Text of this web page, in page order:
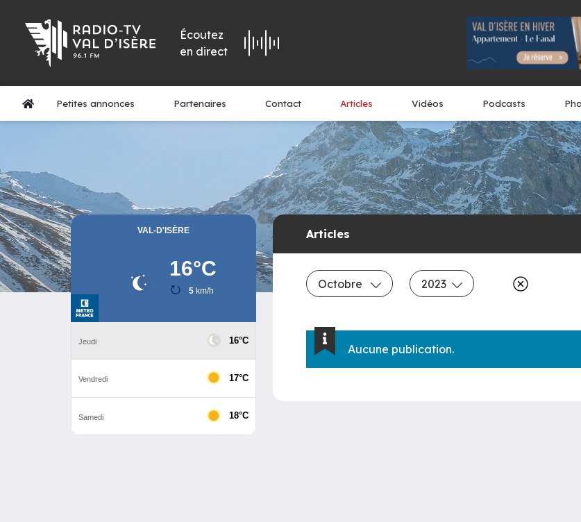
Écoutez
en direct
Petites annonces Partenaires Contact Articles Vidéos Podcasts
Articles
Octobre 2023
Aucune publication.